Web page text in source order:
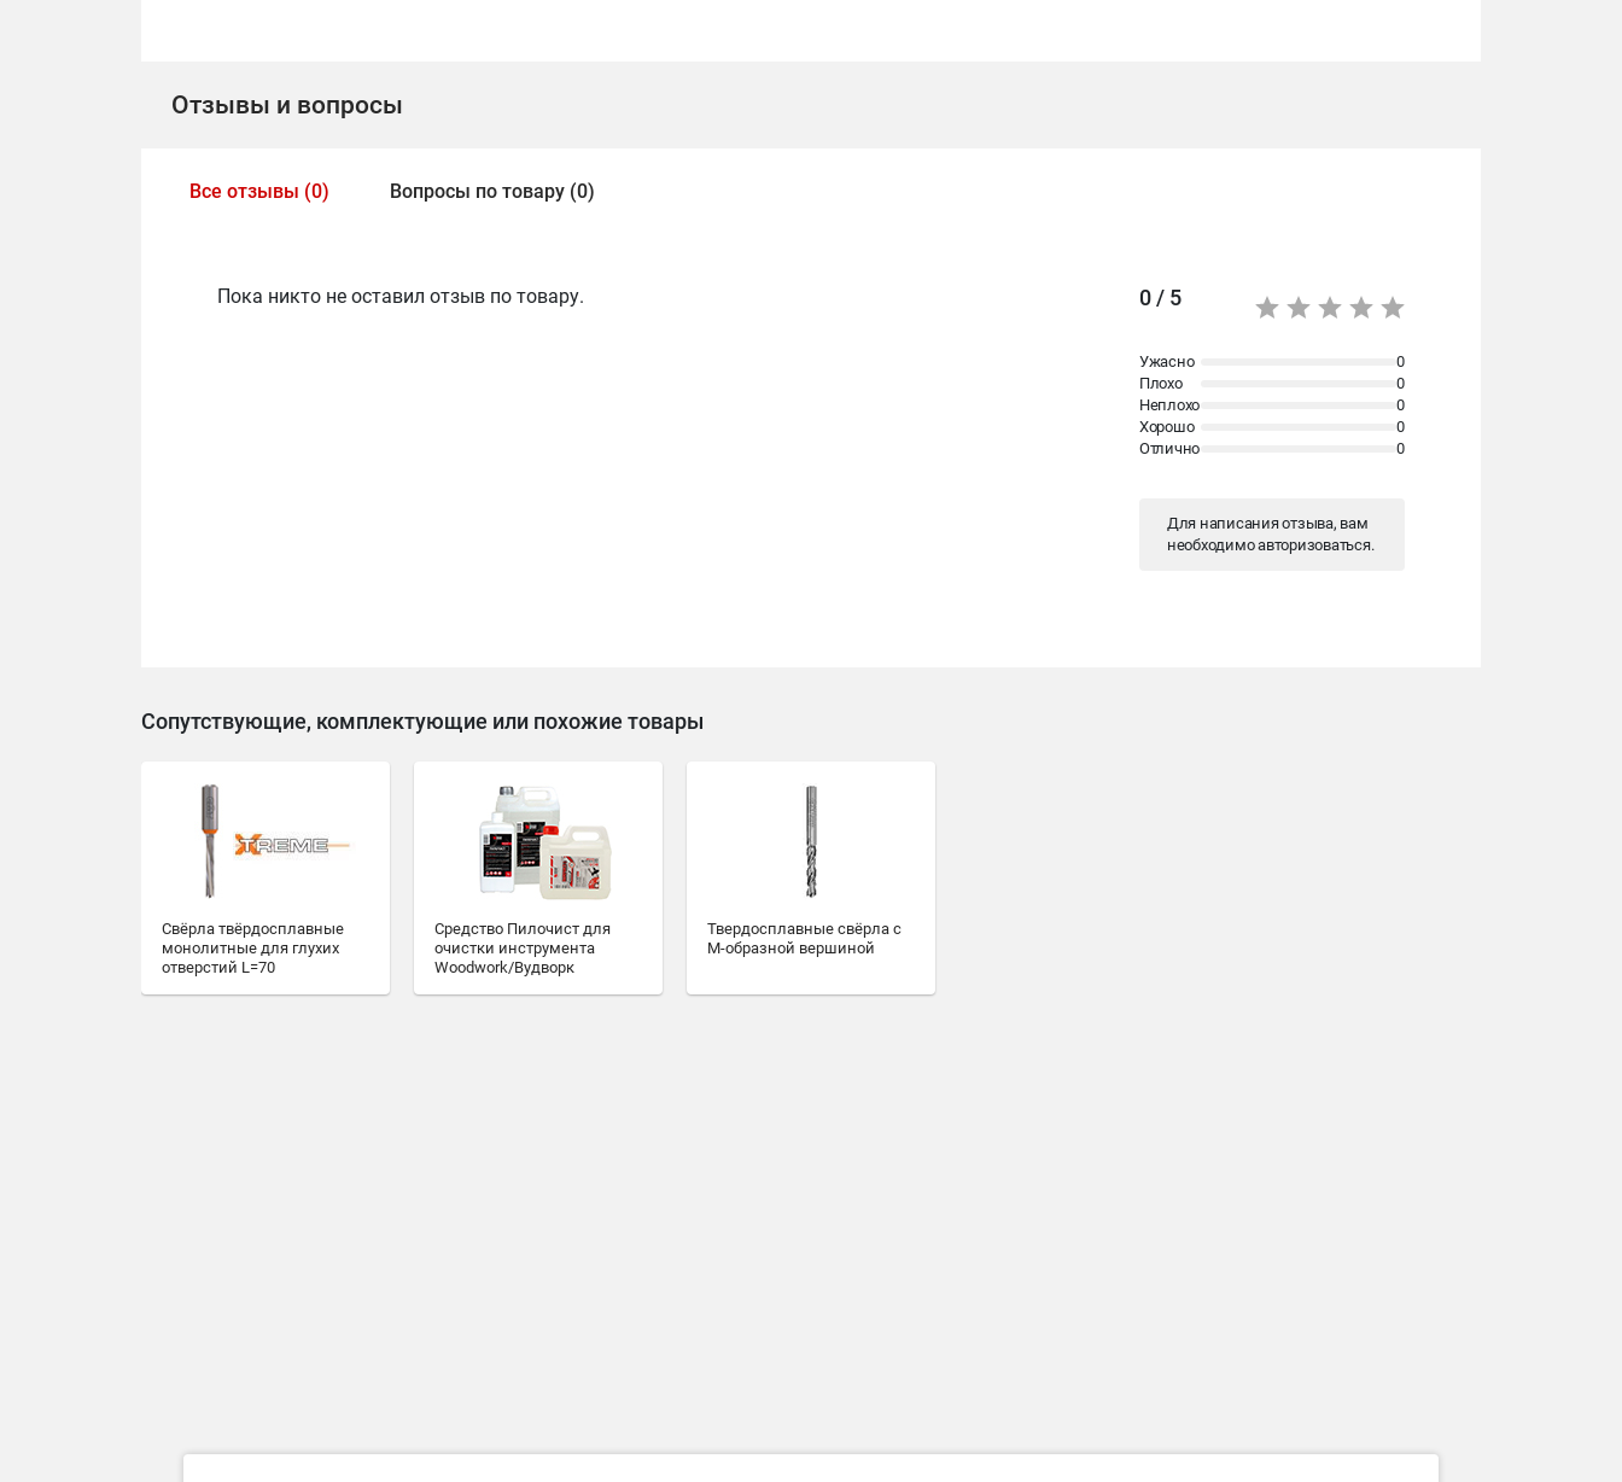
Отзывы и вопросы
Все отзывы (0) Вопросы по товару (0)
Пока никто не оставил отзыв по товару. 0 / 5
Ужасно
0
Плохо
0
Неплохо
0
Хорошо
0
Отлично
0
Для написания отзыва, вам
необходимоавторизоваться.
Сопутствующие, комплектующие или похожие товары
Свёрла твёрдосплавные
монолитные для глухих
отверстий L=70
Средство Пилочист для
очистки инструмента
Woodwork/Вудворк
Твердосплавные свёрла c
M-образной вершиной